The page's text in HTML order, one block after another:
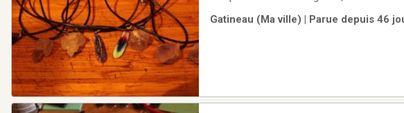
Gatineau (Ma ville) | Parue depuis 46